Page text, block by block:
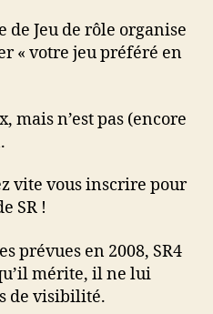
Jeu de rôle organise
« votre jeu préféré en
mais n’est pas (encore
vite vous inscrire pour
SR !
prévues en 2008, SR4
mérite, il ne lui
de visibilité.